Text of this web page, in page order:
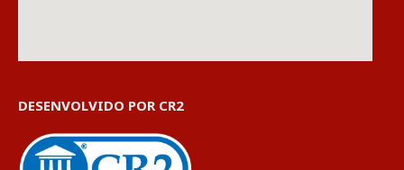
DESENVOLVIDO POR CR2